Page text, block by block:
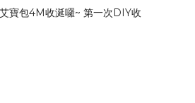
寶包4M收涎囉~ 第一次DIY收